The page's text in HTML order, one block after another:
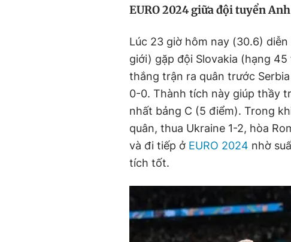
EURO 2024 giữa đội tuyển
Lúc 23 giờ hôm nay (30.6)
giới) gặp đội Slovakia (hạng
thắng trận ra quân trước
0-0. Thành tích này giúp thầy
nhất bảng C (5 điểm). Trong
quân, thua Ukraine 1-2, hòa
và đi tiếp ở EURO 2024 nhờ
tích tốt.